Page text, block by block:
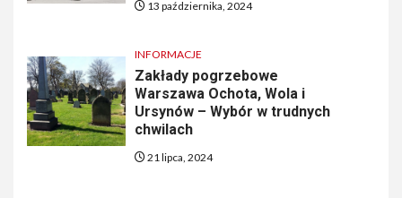
13 października, 2024
INFORMACJE
Zakłady pogrzebowe
Warszawa Ochota, Wola i
Ursynów – Wybór w trudnych
chwilach
21 lipca, 2024